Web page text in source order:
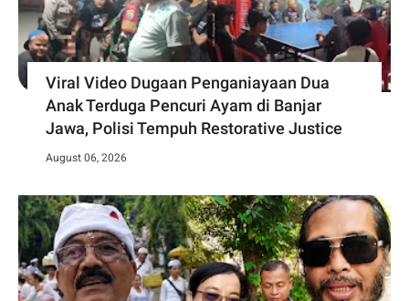
Viral Video Dugaan Penganiayaan Dua
Anak Terduga Pencuri Ayam di Banjar
Jawa, Polisi Tempuh Restorative Justice
August 06, 2026